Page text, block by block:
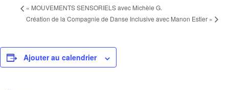
« MOUVEMENTS SENSORIELS avec Michèle G.
Création de la Compagnie de Danse Inclusive avec Manon Estier »
Ajouter au calendrier